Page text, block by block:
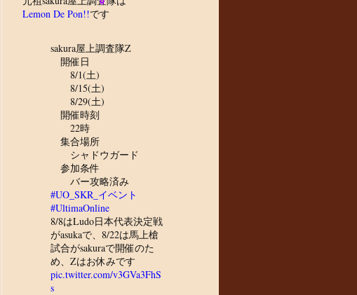
Lemon De Pon!!です
sakura屋上調査隊Z
開催日
8/1(土)
8/15(土)
8/29(土)
開催時刻
22時
集合場所
シャドウガード
参加条件
バー攻略済み
#UO_SKR_イベント
#UltimaOnline
8/8はLudo日本代表決定戦
がasukaで、8/22は馬上槍
試合がsakuraで開催のた
め、Zはお休みです
pic.twitter.com/v3GVa3FhS
s